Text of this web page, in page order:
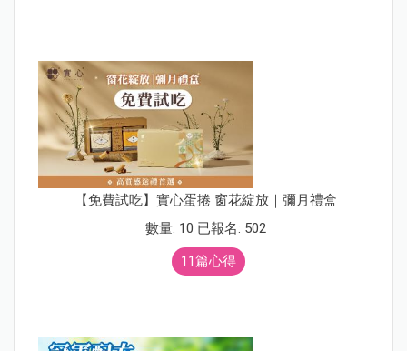
【免費試吃】實心蛋捲 窗花綻放｜彌月禮盒
數量: 10 已報名: 502
11篇心得